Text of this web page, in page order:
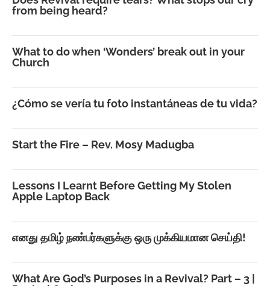
from being heard?
What to do when ‘Wonders’ break out in your
Church
¿Cómo se vería tu foto instantáneas de tu vida?
Start the Fire – Rev. Mosy Madugba
Lessons I Learnt Before Getting My Stolen
Apple Laptop Back
எனது தமிழ் நண்பர்களுக்கு ஒரு முக்கியமான செய்தி!
What Are God’s Purposes in a Revival? Part – 3 |